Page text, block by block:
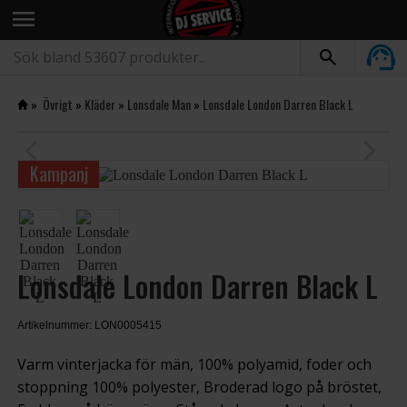
menu
» Övrigt » Kläder» Lonsdale Man» Lonsdale London Darren Black L
Kampanj
Lonsdale London Darren Black L
Artikelnummer: LON0005415
Varm vinterjacka för män, 100% polyamid, foder och
stoppning 100% polyester, Broderad logo på bröstet,